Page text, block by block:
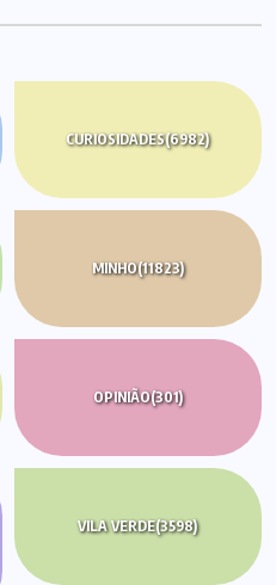
CURIOSIDADES(6982)
MINHO(11823)
OPINIÃO(301)
VILA VERDE(3598)